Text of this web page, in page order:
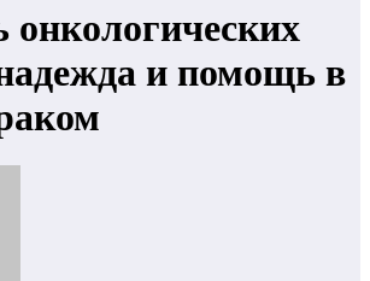
онкологических
и помощь в